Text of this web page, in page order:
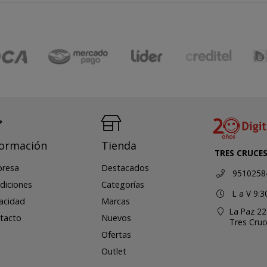
Tienda
Destacados
Categorías
Marcas
Nuevos
Ofertas
Outlet
TRES
L a V
La Paz
Tres